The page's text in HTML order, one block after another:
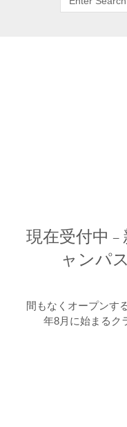
現在受付中 –
ャンパ
間もなくオープンす
年8月に始まるク